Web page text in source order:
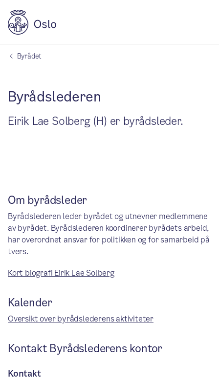
Byrådet
Byrådslederen
Eirik Lae Solberg (H) er byrådsleder.
Om byrådsleder
Byrådslederen leder byrådet og utnevner medlemmene
av byrådet. Byrådslederen koordinerer byrådets arbeid,
har overordnet ansvar for politikken og for samarbeid på
tvers.
Kort biografi Eirik Lae Solberg
Kalender
Oversikt over byrådslederens aktiviteter
Kontakt Byrådslederens kontor
Kontakt